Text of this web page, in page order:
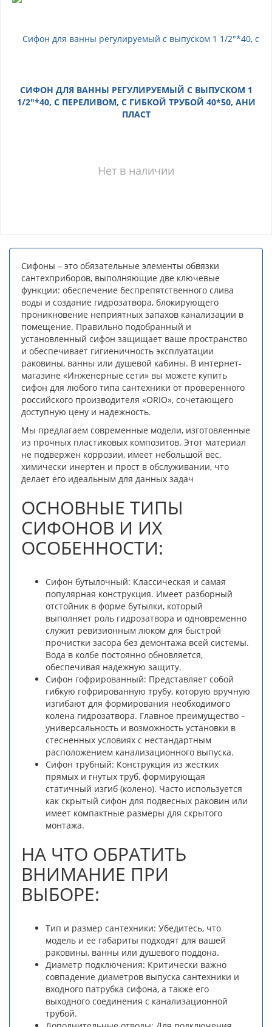
СИФОН ДЛЯ ВАННЫ РЕГУЛИРУЕМЫЙ С ВЫПУСКОМ 1
1/2"*40, С ПЕРЕЛИВОМ, С ГИБКОЙ ТРУБОЙ 40*50, АНИ
ПЛАСТ
Нет в наличии
Сифоны – это обязательные элементы обвязки
сантехприборов, выполняющие две ключевые
функции: обеспечение беспрепятственного слива
воды и создание гидрозатвора, блокирующего
проникновение неприятных запахов канализации в
помещение. Правильно подобранный и
установленный сифон защищает ваше пространство
и обеспечивает гигиеничность эксплуатации
раковины, ванны или душевой кабины. В интернет-
магазине «Инженерные сети» вы можете купить
сифон для любого типа сантехники от проверенного
российского производителя «ORIO», сочетающего
доступную цену и надежность.
Мы предлагаем современные модели, изготовленные
из прочных пластиковых композитов. Этот материал
не подвержен коррозии, имеет небольшой вес,
химически инертен и прост в обслуживании, что
делает его идеальным для данных задач
ОСНОВНЫЕ ТИПЫ
СИФОНОВ И ИХ
ОСОБЕННОСТИ:
Сифон бутылочный: Классическая и самая
популярная конструкция. Имеет разборный
отстойник в форме бутылки, который
выполняет роль гидрозатвора и одновременно
служит ревизионным люком для быстрой
прочистки засора без демонтажа всей системы.
Вода в колбе постоянно обновляется,
обеспечивая надежную защиту.
Сифон гофрированный: Представляет собой
гибкую гофрированную трубу, которую вручную
изгибают для формирования необходимого
колена гидрозатвора. Главное преимущество –
универсальность и возможность установки в
стесненных условиях с нестандартным
расположением канализационного выпуска.
Сифон трубный: Конструкция из жестких
прямых и гнутых труб, формирующая
статичный изгиб (колено). Часто используется
как скрытый сифон для подвесных раковин или
имеет компактные размеры для скрытого
монтажа.
НА ЧТО ОБРАТИТЬ
ВНИМАНИЕ ПРИ
ВЫБОРЕ:
Тип и размер сантехники: Убедитесь, что
модель и ее габариты подходят для вашей
раковины, ванны или душевого поддона.
Диаметр подключения: Критически важно
совпадение диаметров выпуска сантехники и
входного патрубка сифона, а также его
выходного соединения с канализационной
трубой.